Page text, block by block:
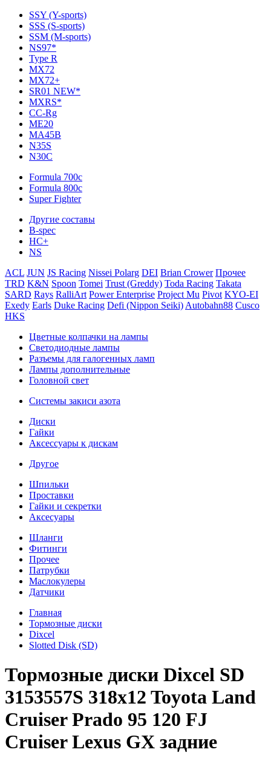
SSY (Y-sports)
SSS (S-sports)
SSM (M-sports)
NS97*
Type R
MX72
MX72+
SR01 NEW*
MXRS*
CC-Rg
ME20
MA45B
N35S
N30C
Formula 700c
Formula 800c
Super Fighter
Другие составы
B-spec
HC+
NS
ACL JUN JS Racing Nissei Polarg DEI Brian Crower Прочее
TRD K&N Spoon Tomei Trust (Greddy) Toda Racing Takata
SARD Rays RalliArt Power Enterprise Project Mu Pivot KYO-EI
Exedy Earls Duke Racing Defi (Nippon Seiki) Autobahn88 Cusco
HKS
Цветные колпачки на лампы
Светодиодные лампы
Разъемы для галогенных ламп
Лампы дополнительные
Головной свет
Системы закиси азота
Диски
Гайки
Аксессуары к дискам
Другое
Шпильки
Проставки
Гайки и секретки
Аксесуары
Шланги
Фитинги
Прочее
Патрубки
Маслокулеры
Датчики
Главная
Тормозные диски
Dixcel
Slotted Disk (SD)
Тормозные диски Dixcel SD
3153557S 318x12 Toyota Land
Cruiser Prado 95 120 FJ
Cruiser Lexus GX задние